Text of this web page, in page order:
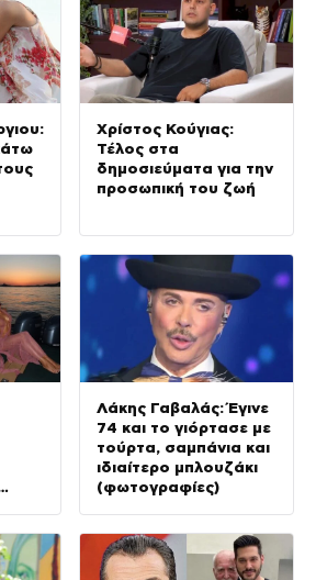
Χρίστος Κούγιας:
Τέλος στα
δημοσιεύματα για την
προσωπική του ζωή
Λάκης Γαβαλάς: Έγινε
74 και το γιόρτασε με
τούρτα, σαμπάνια και
ιδιαίτερο μπλουζάκι
(φωτογραφίες)